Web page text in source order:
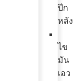
ปีก
หลัง
ไข
มัน
เอว